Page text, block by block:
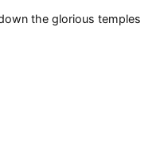
the glorious temples